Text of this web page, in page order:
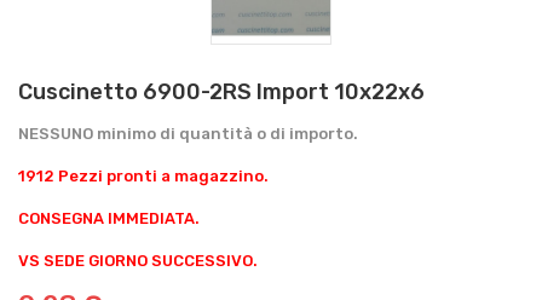
Cuscinetto 6900-2RS Import 10x22x6
NESSUNO minimo di quantità o di importo.
1912 Pezzi pronti a magazzino.
CONSEGNA IMMEDIATA.
VS SEDE GIORNO SUCCESSIVO.